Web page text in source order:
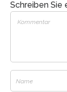
Schreiben Sie